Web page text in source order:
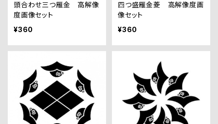
頭合わせ三つ雁金 高解像
度画像セット
¥360
四つ盛雁金菱 高解像度画
像セット
¥360